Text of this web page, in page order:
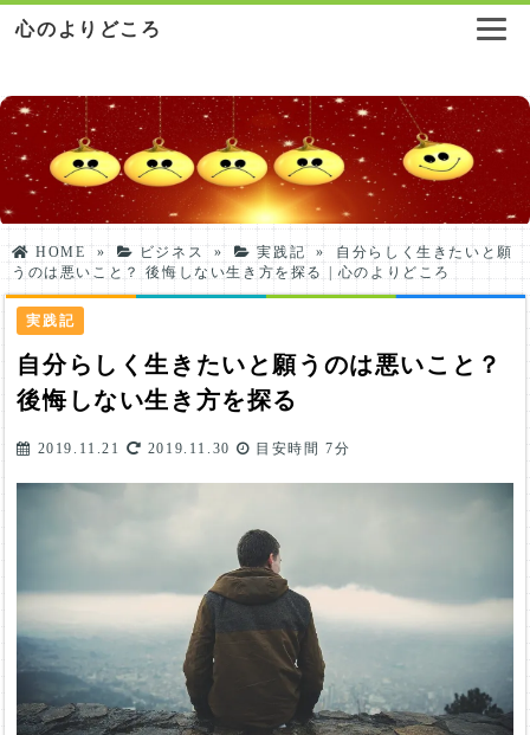
心のよりどころ
HOME » ビジネス » 実践記 »
自分らしく生きたいと願
うのは悪いこと？ 後悔しない生き方を探る | 心のよりどころ
実践記
自分らしく生きたいと願うのは悪いこと？
後悔しない生き方を探る
2019.11.21 2019.11.30 目安時間7分